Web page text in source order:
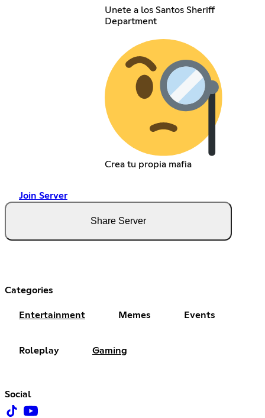
Unete a los Santos Sheriff
Department
Crea tu propia mafia
Join Server
Share Server
Categories
Entertainment Memes Events
Roleplay Gaming
Social